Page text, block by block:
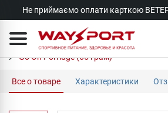
Не приймаємо оплати карткою
Go On Porridge (65 грам)
Все о товаре Характеристики